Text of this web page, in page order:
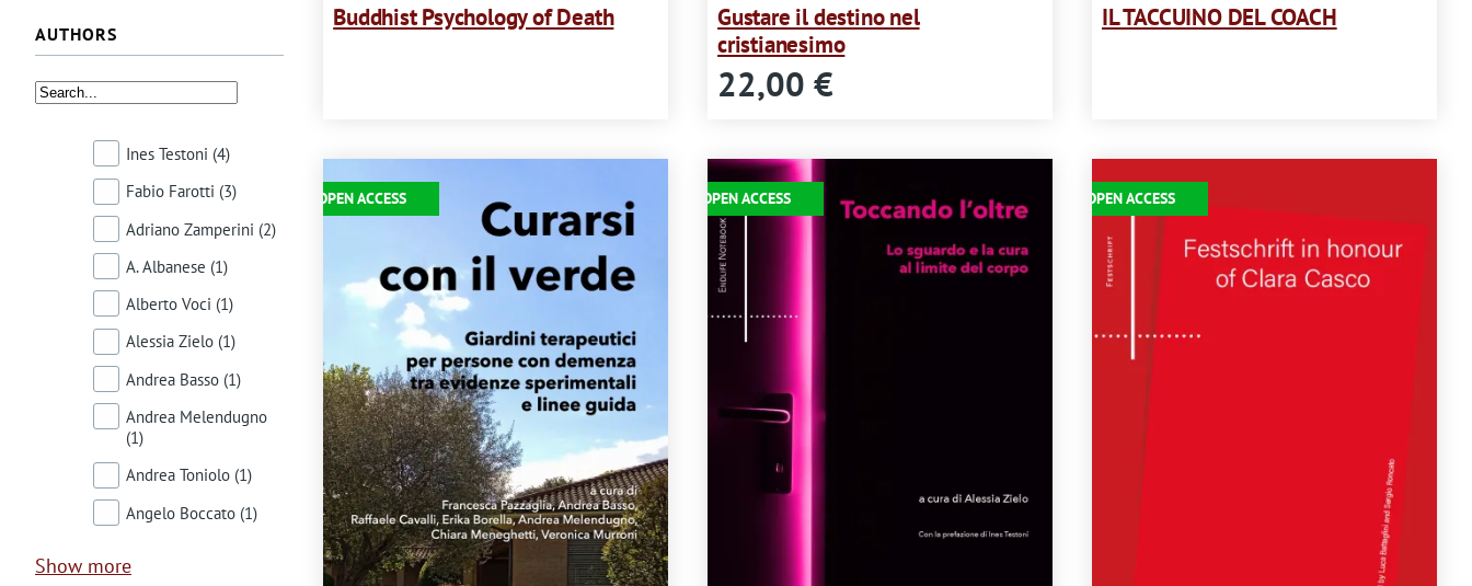
Buddhist Psychology of Death
Gustare il destino nel
cristianesimo
22,00 €
IL TACCUINO DEL COACH
OPEN ACCESS OPEN ACCESS
Immagine
OPEN ACCESS
AUTHORS
Ines Testoni (4)
Fabio Farotti (3)
Adriano Zamperini (2)
A. Albanese (1)
Alberto Voci (1)
Alessia Zielo (1)
Andrea Basso (1)
Andrea Melendugno
(1)
Andrea Toniolo (1)
Angelo Boccato (1)
Show more